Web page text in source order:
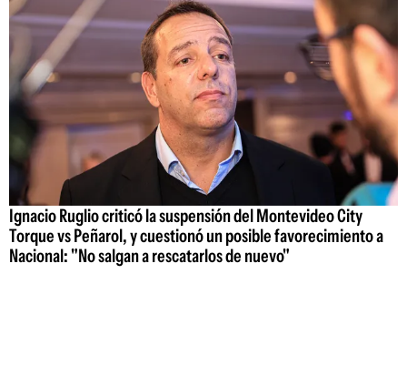
Ignacio Ruglio criticó la suspensión del Montevideo City
Torque vs Peñarol, y cuestionó un posible favorecimiento a
Nacional: "No salgan a rescatarlos de nuevo"